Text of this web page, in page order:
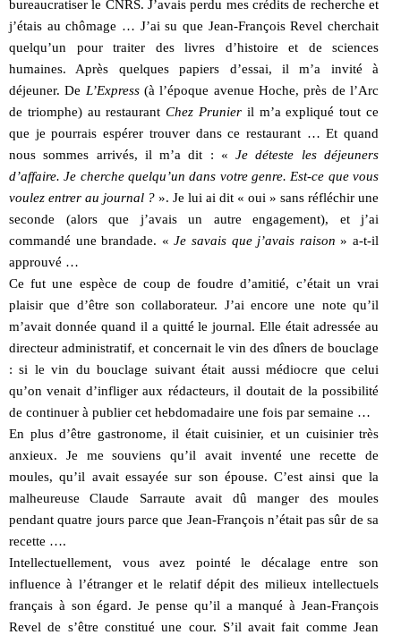
bureaucratiser le CNRS. J’avais perdu mes crédits de recherche et
j’étais au chômage … J’ai su que Jean-François Revel cherchait
quelqu’un pour traiter des livres d’histoire et de sciences
humaines. Après quelques papiers d’essai, il m’a invité à
déjeuner. De L’Express(à l’époque avenue Hoche, près de l’Arc
de triomphe) au restaurantChez Prunier il m’a expliqué tout ce
que je pourrais espérer trouver dans ce restaurant … Et quand
nous sommes arrivés, il m’a dit : «Je déteste les déjeuners
d’affaire. Je cherche quelqu’un dans votre genre. Est-ce que vous
voulez entrer au journal ? ». Je lui ai dit « oui » sans réfléchir une
seconde (alors que j’avais un autre engagement), et j’ai
commandé une brandade. «Je savais que j’avais raison » a-t-il
approuvé …
Ce fut une espèce de coup de foudre d’amitié, c’était un vrai
plaisir que d’être son collaborateur. J’ai encore une note qu’il
m’avait donnée quand il a quitté le journal. Elle était adressée au
directeur administratif, et concernait le vin des dîners de bouclage
: si le vin du bouclage suivant était aussi médiocre que celui
qu’on venait d’infliger aux rédacteurs, il doutait de la possibilité
de continuer à publier cet hebdomadaire une fois par semaine …
En plus d’être gastronome, il était cuisinier, et un cuisinier très
anxieux. Je me souviens qu’il avait inventé une recette de
moules, qu’il avait essayée sur son épouse. C’est ainsi que la
malheureuse Claude Sarraute avait dû manger des moules
pendant quatre jours parce que Jean-François n’était pas sûr de sa
recette ….
Intellectuellement, vous avez pointé le décalage entre son
influence à l’étranger et le relatif dépit des milieux intellectuels
français à son égard. Je pense qu’il a manqué à Jean-François
Revel de s’être constitué une cour. S’il avait fait comme Jean